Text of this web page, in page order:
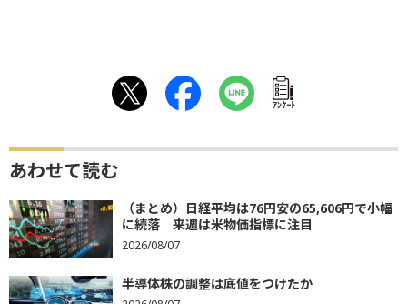
ｱﾝｹｰﾄ
あわせて読む
（まとめ）日経平均は76円安の65,606円で小幅
に続落 来週は米物価指標に注目
2026/08/07
半導体株の調整は底値をつけたか